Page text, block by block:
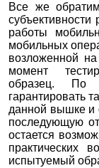
Все же
субъективности
работы
мобильных
возложенной
момент
образец. По
гарантировать
данной вышке и
последующую
остается
практических
испытуемый